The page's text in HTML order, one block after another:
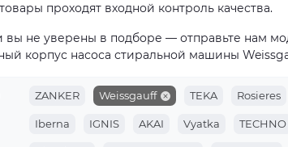
проходят входной контроль качества.
вы не уверены в подборе — отправьте нам
корпус насоса стиральной машины
ZANKER Weissgauff TEKA Rosieres
Iberna IGNIS AKAI Vyatka TECHNO